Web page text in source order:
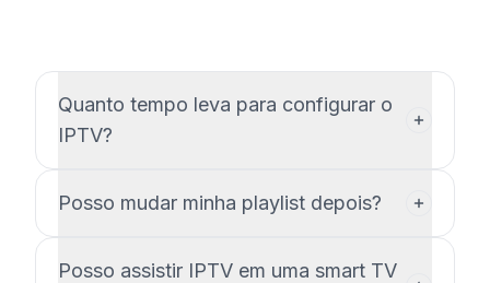
Quanto tempo leva para configurar o
IPTV?
Posso mudar minha playlist depois?
Posso assistir IPTV em uma smart TV